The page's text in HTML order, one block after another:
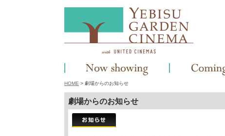
HOME > 劇場からのお知らせ
劇場からのお知らせ